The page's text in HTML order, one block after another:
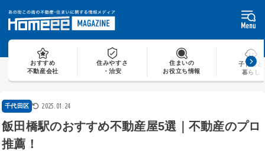
おすすめ
不動産会社
住みやすさ
・治安
住まいの
お役立ち情報
子育てと
暮らし
千代田区 2025.01.24
飯田橋駅のおすすめ不動産屋5選｜不動産のプロ
推薦！